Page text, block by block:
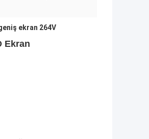
ekran 264V
Ekran